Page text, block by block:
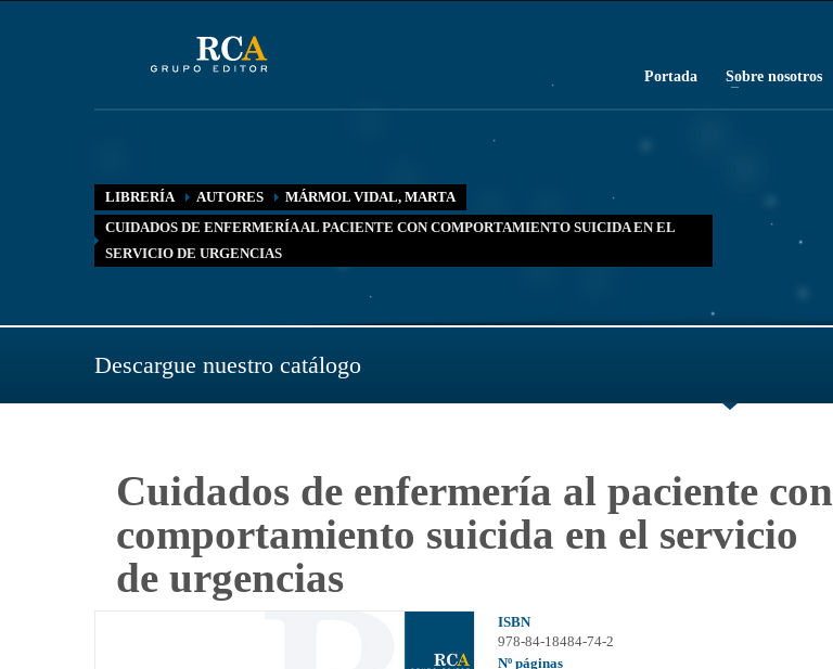
Portada Sobre nosotros
LIBRERÍA AUTORES
MÁRMOL VIDAL, MARTA
CUIDADOS DE ENFERMERÍA AL PACIENTE CON COMPORTAMIENTO SUICIDA EN EL
SERVICIO DE URGENCIAS
Descargue nuestro catálogo
Cuidados de enfermería al paciente con
comportamiento suicida en el servicio
de urgencias
ISBN
978-84-18484-74-2
Nº páginas